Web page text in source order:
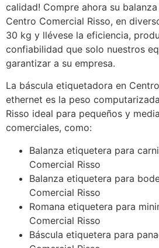
calidad! Compre ahora su
Centro Comercial Risso, en
30 kg y llévese la eficiencia,
confiabilidad que solo nuestros
garantizar a su empresa.
La báscula etiquetadora en
ethernet es la peso
Risso ideal para pequeños y
comerciales, como:
Balanza etiquetera para
Comercial Risso
Balanza etiquetera para
Comercial Risso
Romana etiquetera para
Comercial Risso
Báscula etiquetera para